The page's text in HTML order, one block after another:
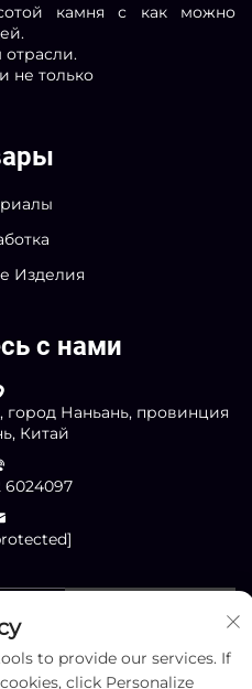
камня с как можно
не только
Изделия
с нами
город Наньань, провинция
Китай
6024097
to provide our services. If
click Personalize